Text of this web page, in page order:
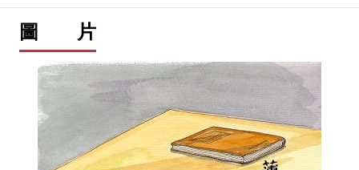
圖 片